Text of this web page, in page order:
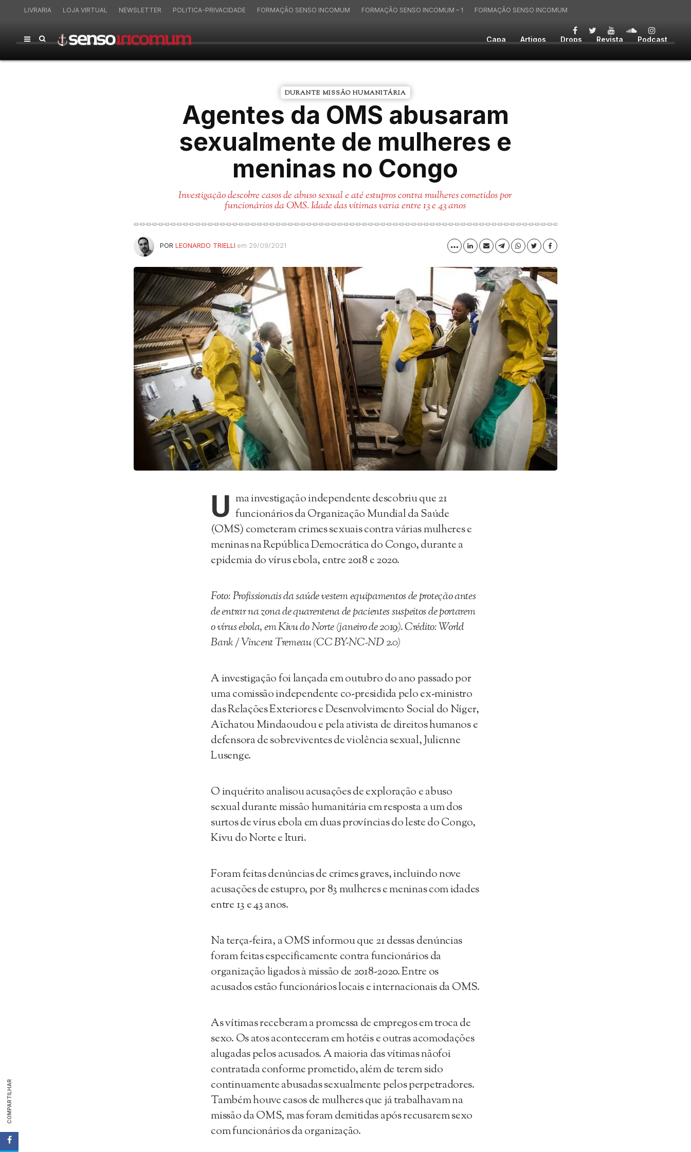
Capa Artigos Drops Revista Podcast
LIVRARIA LOJA VIRTUAL NEWSLETTER POLITICA-PRIVACIDADE FORMAÇÃO SENSO INCOMUM FORMAÇÃO SENSO INCOMUM – 1 FORMAÇÃO SENSO INCOMUM
DURANTE MISSÃO HUMANITÁRIA
Agentes da OMS abusaram
sexualmente de mulheres e
meninas no Congo
Investigação descobre casos de abuso sexual e até estupros contra mulheres cometidos por
funcionários da OMS. Idade das vítimas varia entre 13 e 43 anos
PORLEONARDO TRIELLI em 29/09/2021
COMPARTILHAR
U ma investigação independente descobriu que 21
funcionários da Organização Mundial da Saúde
(OMS) cometeram crimes sexuais contra várias mulheres e
meninas na República Democrática do Congo, durante a
epidemia do vírus ebola, entre 2018 e 2020.
Foto: Profissionais da saúde vestem equipamentos de proteção antes
de entrar na zona de quarentena de pacientes suspeitos de portarem
o vírus ebola, em Kivu do Norte (janeiro de 2019). Crédito: World
Bank / Vincent Tremeau (CC BY-NC-ND 2.0)
A investigação foi lançada em outubro do ano passado por
uma comissão independente co-presidida pelo ex-ministro
das Relações Exteriores e Desenvolvimento Social do Níger,
Aïchatou Mindaoudou e pela ativista de direitos humanos e
defensora de sobreviventes de violência sexual, Julienne
Lusenge.
O inquérito analisou acusações de exploração e abuso
sexual durante missão humanitária em resposta a um dos
surtos de vírus ebola em duas províncias do leste do Congo,
Kivu do Norte e Ituri.
Foram feitas denúncias de crimes graves, incluindo nove
acusações de estupro, por 83 mulheres e meninas com idades
entre 13 e 43 anos.
Na terça-feira, a OMS informou que 21 dessas denúncias
foram feitas especificamente contra funcionários da
organização ligados à missão de 2018-2020. Entre os
acusados estão funcionários locais e internacionais da OMS.
As vítimas receberam a promessa de empregos em troca de
sexo. Os atos aconteceram em hotéis e outras acomodações
alugadas pelos acusados. A maioria das vítimas nãofoi
contratada conforme prometido, além de terem sido
continuamente abusadas sexualmente pelos perpetradores.
Também houve casos de mulheres que já trabalhavam na
missão da OMS, mas foram demitidas após recusarem sexo
com funcionários da organização.